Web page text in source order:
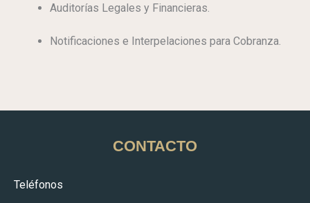
Auditorías Legales y Financieras.
Notificaciones e Interpelaciones para Cobranza.
CONTACTO
Teléfonos